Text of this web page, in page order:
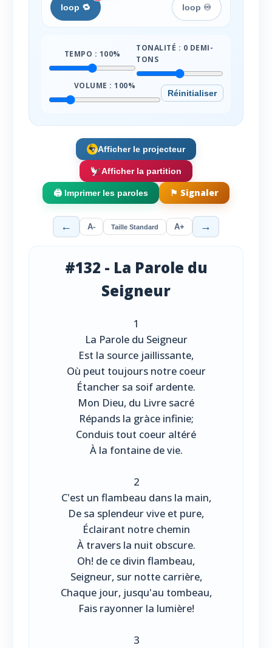
loop 🔁 loop ♾️
TEMPO : 100%
TONALITÉ : 0 DEMI-
TONS
VOLUME :100%
Réinitialiser
Afficher le projecteur
Afficher la partition
🖨️ Imprimer les paroles ⚑ Signaler
← A- Taille Standard A+ →
#132 - La Parole du
Seigneur
1
La Parole du Seigneur
Est la source jaillissante,
Où peut toujours notre coeur
Étancher sa soif ardente.
Mon Dieu, du Livre sacré
Répands la gràce infinie;
Conduis tout coeur altéré
À la fontaine de vie.
2
C'est un flambeau dans la main,
De sa splendeur vive et pure,
Éclairant notre chemin
À travers la nuit obscure.
Oh! de ce divin flambeau,
Seigneur, sur notte carrière,
Chaque jour, jusqu'au tombeau,
Fais rayonner la lumière!
3